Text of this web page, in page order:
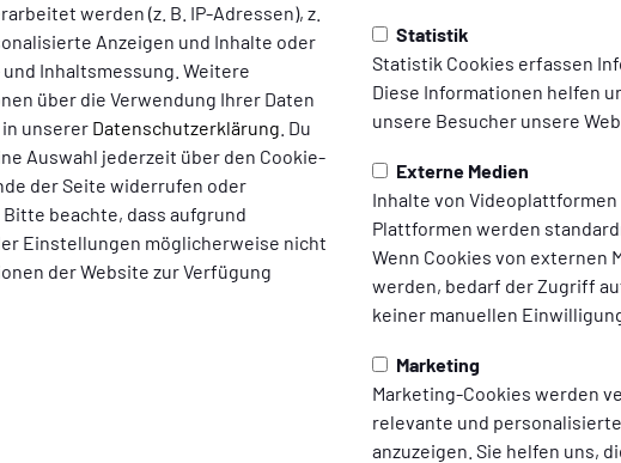
werden (z. B. IP-Adressen), z.
Anzeigen und Inhalte oder
Inhaltsmessung. Weitere
über die Verwendung Ihrer Daten
unserer Datenschutzerklärung . Du
Auswahl jederzeit über den Cookie-
der Seite widerrufen oder
Bitte beachte, dass aufgrund
Einstellungen möglicherweise nicht
der Website zur Verfügung
Statistik
Statistik Cookies erfassen
Diese Informationen helfen
unsere Besucher unsere
Externe Medien
Inhalte von Videoplattformen
Plattformen werden
Wenn Cookies von externen
werden, bedarf der Zugriff
keiner manuellen
Marketing
Marketing-Cookies werden
relevante und
anzuzeigen. Sie helfen uns,
Partner
Partner am Uhlenkrug